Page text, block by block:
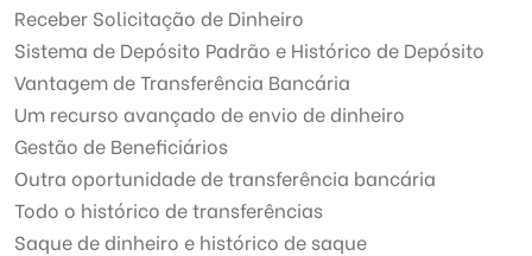
Receber Solicitação de Dinheiro
Sistema de Depósito Padrão e Histórico de Depósito
Vantagem de Transferência Bancária
Um recurso avançado de envio de dinheiro
Gestão de Beneficiários
Outra oportunidade de transferência bancária
Todo o histórico de transferências
Saque de dinheiro e histórico de saque